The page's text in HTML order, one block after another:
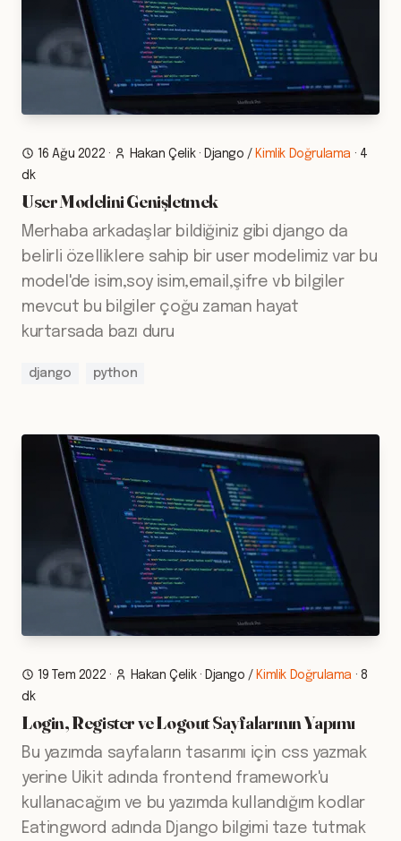
16 Ağu 2022 · Hakan Çelik· Django / Kimlik Doğrulama · 4
dk
User Modelini Genişletmek
Merhaba arkadaşlar bildiğiniz gibi django da
belirli özelliklere sahip bir user modelimiz var bu
model'de isim,soy isim,email,şifre vb bilgiler
mevcut bu bilgiler çoğu zaman hayat
kurtarsada bazı duru
django python
19 Tem 2022 · Hakan Çelik· Django / Kimlik Doğrulama · 8
dk
Login, Register ve Logout Sayfalarının Yapımı
Bu yazımda sayfaların tasarımı için css yazmak
yerine Uikit adında frontend framework'u
kullanacağım ve bu yazımda kullandığım kodlar
Eatingword adında Django bilgimi taze tutmak